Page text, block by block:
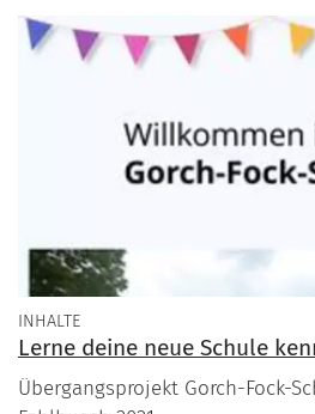
INHALTE
Lerne deine neue Schule
Übergangsprojekt Gorch-Fock-